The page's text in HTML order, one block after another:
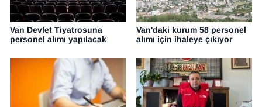
Van Devlet Tiyatrosuna
personel alımı yapılacak
Van'daki kurum 58 personel
alımı için ihaleye çıkıyor